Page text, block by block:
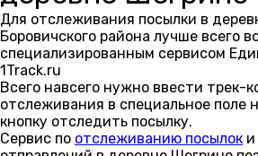
Для отслеживания посылки в
Боровичского района лучше всего
специализированным сервисом
1Track.ru
Всего навсего нужно ввести трек-
отслеживания в специальное поле
кнопку отследить посылку.
Сервис по отслеживанию посылок